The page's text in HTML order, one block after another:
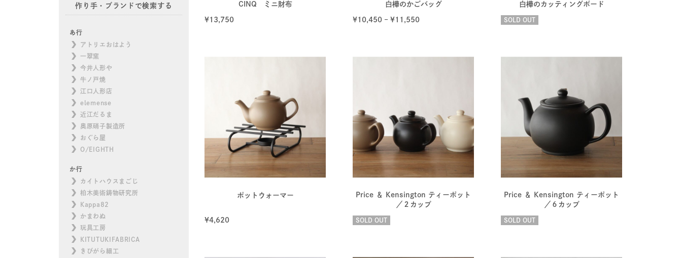
CINQ ミニ財布
¥13,750
白樺のかごバッグ
¥10,450 –¥11,550
白樺のカッティングボード
SOLD OUT
ポットウォーマー
¥4,620
Price ＆ Kensington ティーポット
／２カップ
SOLD OUT
Price ＆ Kensington ティーポット
／６カップ
SOLD OUT
作り手・ブランドで検索する
あ行
アトリエおはよう
一翠窯
今井人形や
牛ノ戸焼
江口人形店
elemense
近江だるま
奥原硝子製造所
おぐら屋
O/EIGHTH
か行
カイトハウスまごじ
柏木美術鋳物研究所
Kappa82
かまわぬ
玩具工房
KITUTUKIFABRICA
きびがら細工